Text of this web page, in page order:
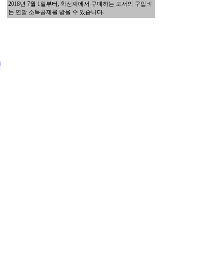
2018년 7월 1일부터, 학선재에서 구매하는 도서의 구입비
는 연말 소득공제를 받을 수 있습니다.